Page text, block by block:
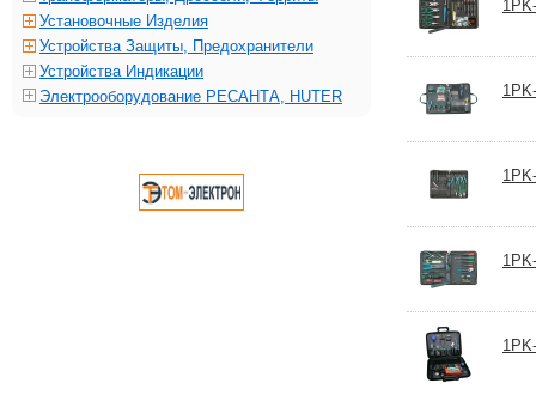
Установочные Изделия
Устройства Защиты, Предохранители
Устройства Индикации
Электрооборудование РЕСАНТА, HUTER